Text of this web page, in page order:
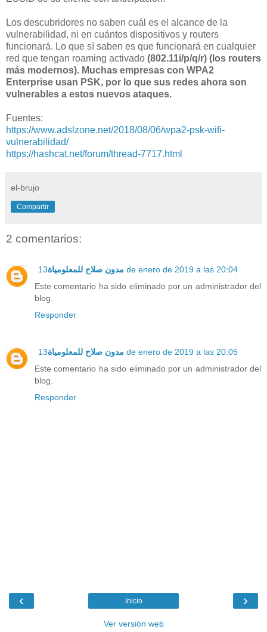
Los descubridores no saben cuál es el alcance de la
vulnerabilidad, ni en cuántos dispositivos y routers
funcionará. Lo que sí saben es que funcionará en cualquier
red que tengan roaming activado (802.11i/p/q/r) (los routers
más modernos). Muchas empresas con WPA2
Enterprise usan PSK, por lo que sus redes ahora son
vulnerables a estos nuevos ataques.
Fuentes:
https://www.adslzone.net/2018/08/06/wpa2-psk-wifi-
vulnerabilidad/
https://hashcat.net/forum/thread-7717.html
el-brujo
Compartir
2 comentarios:
مدون صلاح للمعلومياة 13 de enero de 2019 a las 20:04
Este comentario ha sido eliminado por un administrador del
blog.
Responder
مدون صلاح للمعلومياة 13 de enero de 2019 a las 20:05
Este comentario ha sido eliminado por un administrador del
blog.
Responder
‹ ›
Inicio
Ver versión web